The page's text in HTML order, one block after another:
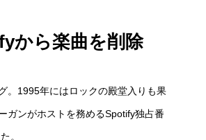
から楽曲を削除
。1995年にはロックの殿堂入りも果
ガンがホストを務めるSpotify独占番
。